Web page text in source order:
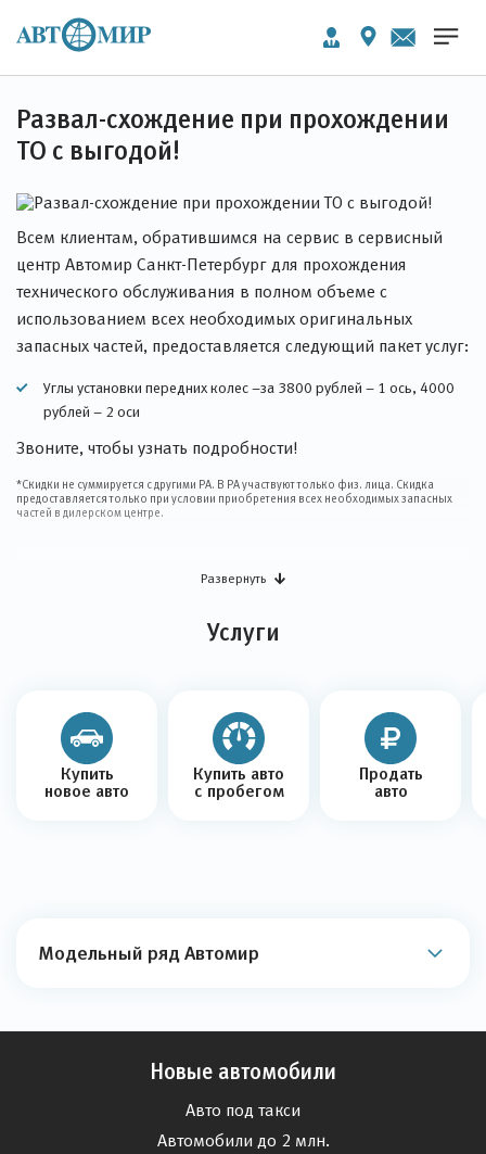
Развал-схождение при прохождении
ТО с выгодой!
Всем клиентам, обратившимся на сервис в сервисный
центр Автомир Санкт-Петербург для прохождения
технического обслуживания в полном объеме с
использованием всех необходимых оригинальных
запасных частей, предоставляется следующий пакет услуг:
Углы установки передних колес –за 3800 рублей – 1 ось, 4000
рублей – 2 оси
Звоните, чтобы узнать подробности!
*Скидки не суммируется с другими РА. В РА участвуют только физ. лица. Скидка
предоставляется только при условии приобретения всех необходимых запасных
частей в дилерском центре.
Развернуть
Услуги
Купить
новое авто
Купить авто
с пробегом
Продать
авто
Модельный ряд Автомир
Новые автомобили
Авто под такси
Автомобили до 2 млн.